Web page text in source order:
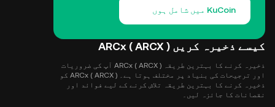
KuCoin میں شامل ہوں
کیسے ذخیرہ کریں ARCx ( ARCX )
ذخیرہ کرنے کا بہترین طریقہ ARCx ( ARCX ) آپ کی ضروریات
اور ترجیحات کی بنیاد پر مختلف ہوتا ہے۔ ARCx ( ARCX ) کو
ذخیرہ کرنے کا بہترین طریقہ تلاش کرنے کے لیے فوائد اور
نقصانات کا جائزہ لیں۔